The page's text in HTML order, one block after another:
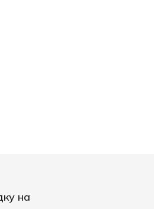
на